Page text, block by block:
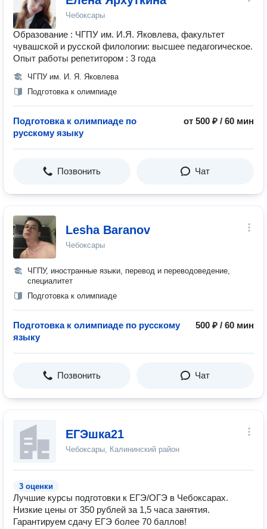
Чебоксары
Образование : ЧГПУ им. И.Я. Яковлева, факультет
чувашской и русской филологии: высшее педагогическое.
Опыт работы репетитором : 3 года
ЧГПУ им. И. Я. Яковлева
Подготовка к олимпиаде
Подготовка к олимпиаде по
русскому языку
от 500 ₽ / 60 мин
Позвонить Чат
Lesha Baranov
Чебоксары
ЧГПУ, иностранные языки, перевод и переводоведение,
специалитет
Подготовка к олимпиаде
Подготовка к олимпиаде по русскому
языку
500 ₽ / 60 мин
Позвонить Чат
ЕГЭшка21
Чебоксары, Калининский район
3 оценки
Лучшие курсы подготовки к ЕГЭ/ОГЭ в Чебоксарах.
Низкие цены от 350 рублей за 1,5 часа занятия.
Гарантируем сдачу ЕГЭ более 70 баллов!